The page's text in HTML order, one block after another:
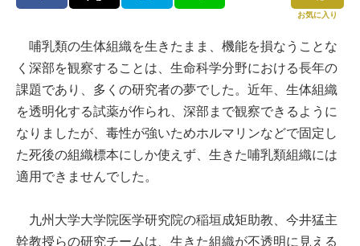
お気に入り
哺乳類の生体組織を生きたまま、機能を損なうことな
く深部を観察することは、生命科学分野における長年の
課題であり、多くの研究者の夢でした。近年、生体組織
を透明化する試薬が作られ、深部まで観察できるように
なりましたが、毒性が強いためホルマリンなどで固定し
た死後の組織標本にしか使えず、生きた哺乳類組織には
適用できませんでした。
九州大学大学院医学研究院の稲垣成矩助教、今井猛主
幹教授らの研究チームは、生きた組織が不透明に見える